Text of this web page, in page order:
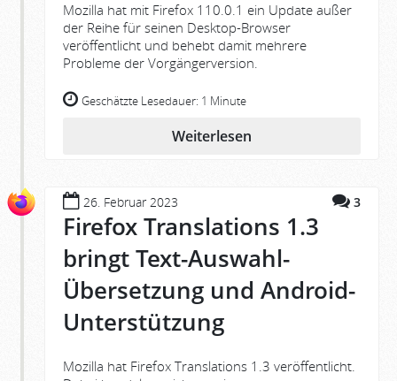
Mozilla hat mit Firefox 110.0.1 ein Update außer
der Reihe für seinen Desktop-Browser
veröffentlicht und behebt damit mehrere
Probleme der Vorgängerversion.
Geschätzte Lesedauer: 1 Minute
Weiterlesen
26. Februar 2023 3
Firefox Translations 1.3
bringt Text-Auswahl-
Übersetzung und Android-
Unterstützung
Mozilla hat Firefox Translations 1.3 veröffentlicht.